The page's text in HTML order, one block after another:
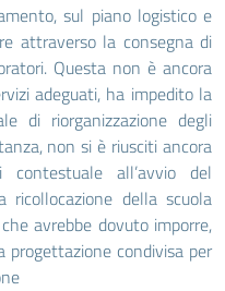
sul piano logistico e
attraverso la consegna di
Questa non è ancora
adeguati, ha impedito la
di riorganizzazione degli
non si è riusciti ancora
contestuale all’avvio del
ricollocazione della scuola
avrebbe dovuto imporre,
progettazione condivisa per